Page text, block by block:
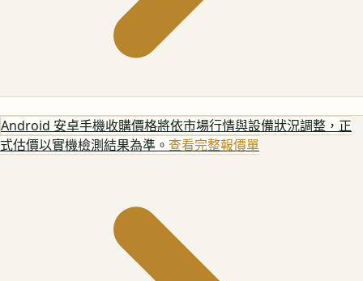
Android 安卓手機收購價格將依市場行情與設備狀況調整，正
式估價以實機檢測結果為準。 查看完整報價單